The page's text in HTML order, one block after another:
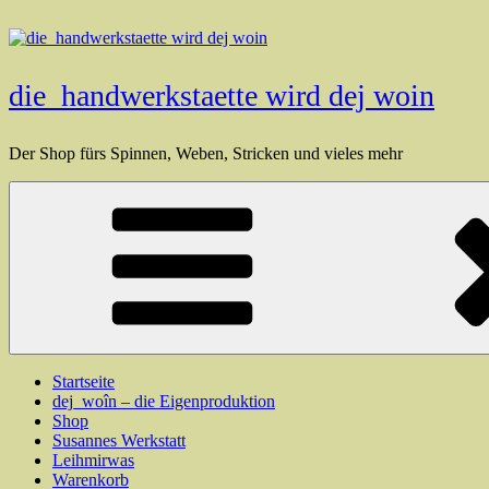
Inhalt
die_handwerkstaette wird dej woin
Der Shop fürs Spinnen, Weben, Stricken und vieles mehr
Startseite
dej_woîn – die Eigenproduktion
Shop
Susannes Werkstatt
Leihmirwas
Warenkorb